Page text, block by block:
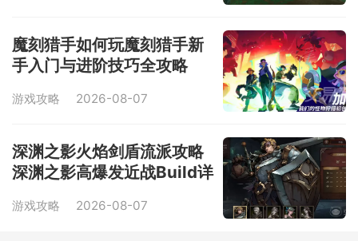
魔刻猎手如何玩魔刻猎手新
手入门与进阶技巧全攻略
游戏攻略 2026-08-07
深渊之影火焰剑盾流派攻略
深渊之影高爆发近战Build详
游戏攻略 2026-08-07